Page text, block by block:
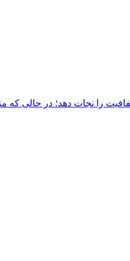
را نجات دهد؛ در حالی که